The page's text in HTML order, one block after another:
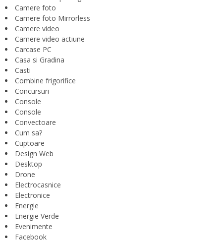
Camere foto
Camere foto Mirrorless
Camere video
Camere video actiune
Carcase PC
Casa si Gradina
Casti
Combine frigorifice
Concursuri
Console
Console
Convectoare
Cum sa?
Cuptoare
Design Web
Desktop
Drone
Electrocasnice
Electronice
Energie
Energie Verde
Evenimente
Facebook